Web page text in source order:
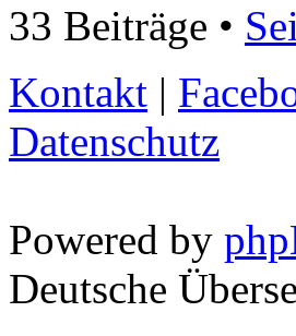
33 Beiträge •
Kontakt |
Datenschutz
Powered by
Deutsche